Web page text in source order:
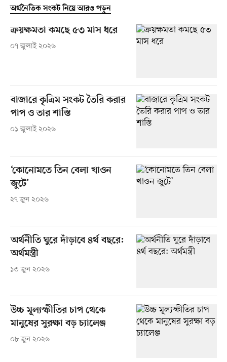
অর্থনৈতিক সংকট নিয়ে আরও পড়ুন
ক্রয়ক্ষমতা কমছে ৫৩ মাস ধরে
০৭ জুলাই ২০২৬
বাজারে কৃত্রিম সংকট তৈরি করার
পাপ ও তার শাস্তি
০১ জুলাই ২০২৬
‘কোনোমতে তিন বেলা খাওন
জুটে’
২৭ জুন ২০২৬
অর্থনীতি ঘুরে দাঁড়াবে ৪র্থ বছরে:
অর্থমন্ত্রী
১৩ জুন ২০২৬
উচ্চ মূল্যস্ফীতির চাপ থেকে
মানুষের সুরক্ষা বড় চ্যালেঞ্জ
০৮ জুন ২০২৬